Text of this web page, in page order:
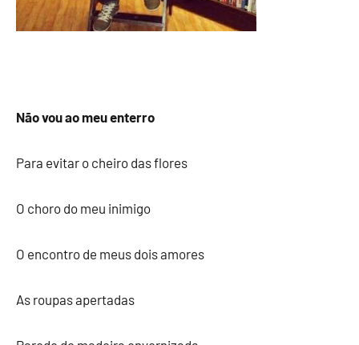
Não vou ao meu enterro
Para evitar o cheiro das flores
O choro do meu inimigo
O encontro de meus dois amores
As roupas apertadas